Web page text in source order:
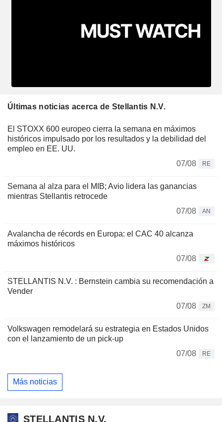
Últimas noticias acerca de Stellantis N.V.
El STOXX 600 europeo cierra la semana en máximos
históricos impulsado por los resultados y la debilidad del
empleo en EE. UU.
07/08
RE
Semana al alza para el MIB; Avio lidera las ganancias
mientras Stellantis retrocede
07/08
AN
Avalancha de récords en Europa: el CAC 40 alcanza
máximos históricos
07/08
STELLANTIS N.V. : Bernstein cambia su recomendación a
Vender
07/08
ZM
Volkswagen remodelará su estrategia en Estados Unidos
con el lanzamiento de un pick-up
07/08
RE
Más noticias
STELLANTIS N.V.